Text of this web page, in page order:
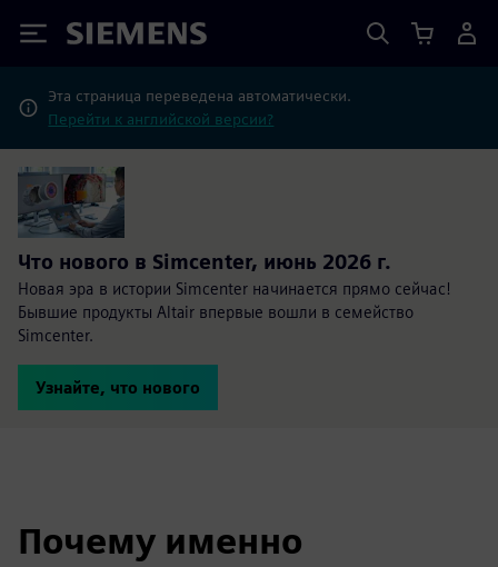
Siemens
Эта страница переведена автоматически.
Перейти к английской версии?
Что нового в Simcenter, июнь 2026 г.
Новая эра в истории Simcenter начинается прямо сейчас!
Бывшие продукты Altair впервые вошли в семейство
Simcenter.
Узнайте, что нового
Почему именно